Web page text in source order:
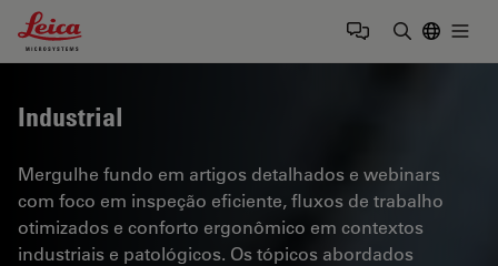
Leica Microsystems Logo
Industrial
Mergulhe fundo em artigos detalhados e webinars
com foco em inspeção eficiente, fluxos de trabalho
otimizados e conforto ergonômico em contextos
industriais e patológicos. Os tópicos abordados